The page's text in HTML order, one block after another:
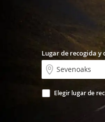
Lugar de recogida y
Elegir lugar de